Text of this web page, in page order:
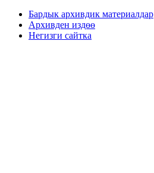
Бардык архивдик материалдар
Архивден издөө
Негизги сайтка